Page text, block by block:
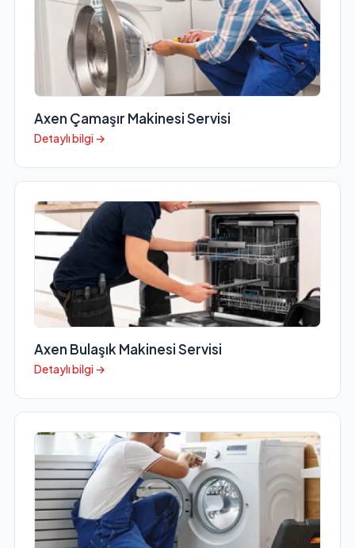
Axen Çamaşır Makinesi Servisi
Detaylı bilgi →
Axen Bulaşık Makinesi Servisi
Detaylı bilgi →